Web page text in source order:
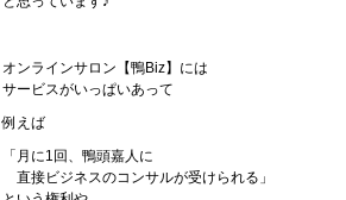
オンラインサロン【鴨Biz】には
サービスがいっぱいあって
例えば
「月に1回、鴨頭嘉人に
直接ビジネスのコンサルが受けられる」